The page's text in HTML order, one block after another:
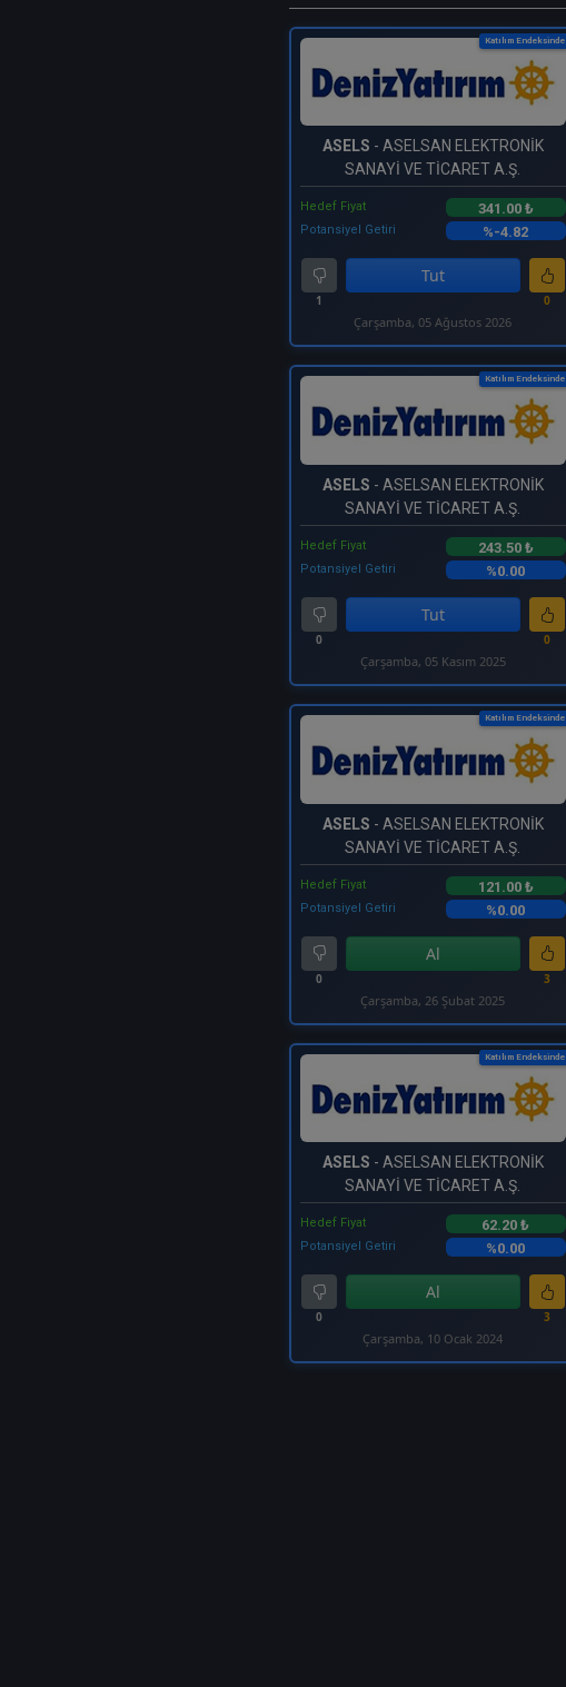
Katılım Endeksinde
ASELS - ASELSAN ELEKTRONİK
SANAYİ VE TİCARET A.Ş.
Hedef Fiyat 341.00 ₺
Potansiyel Getiri %-4.82
1
Tut
0
Çarşamba, 05 Ağustos 2026
Katılım Endeksinde
ASELS - ASELSAN ELEKTRONİK
SANAYİ VE TİCARET A.Ş.
Hedef Fiyat 243.50 ₺
Potansiyel Getiri %0.00
0
Tut
0
Çarşamba, 05 Kasım 2025
Katılım Endeksinde
ASELS - ASELSAN ELEKTRONİK
SANAYİ VE TİCARET A.Ş.
Hedef Fiyat 121.00 ₺
Potansiyel Getiri %0.00
0
Al
3
Çarşamba, 26 Şubat 2025
Katılım Endeksinde
ASELS - ASELSAN ELEKTRONİK
SANAYİ VE TİCARET A.Ş.
Hedef Fiyat 62.20 ₺
Potansiyel Getiri %0.00
0
Al
3
Çarşamba, 10 Ocak 2024